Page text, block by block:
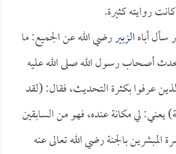
روايته كثيرة.
سأل أباهالزبيررضي الله عن الجميع: ما
أصحاب رسول الله صلى الله عليه
عرفوا بكثرة التحديث، فقال: (لقد
يعني: لي مكانة عنده، فهو من السابقين
المبشرين بالجنة رضي الله تعالى عنه